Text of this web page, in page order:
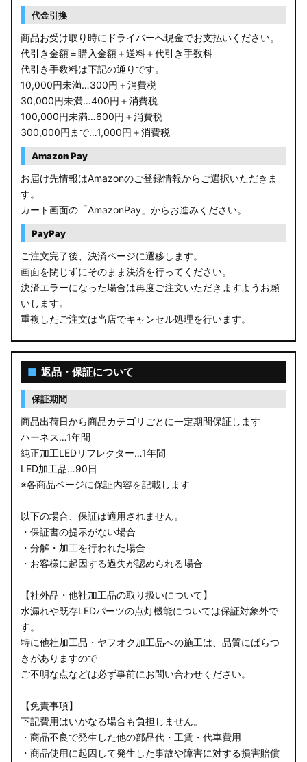
RP6/7 ステップワゴン
RP1/2 RP3/4 ステップワゴン/スパーダ
RK5/6 ステップワゴンスパーダ
RC1/2 オデッセイ
GB5〜8 フリード
GR フィット
GP5/6 GK3〜6 フィット
MK53S スペーシアカスタム
MA37S/MA27S ソリオ / ソリオ バンディット
MA26S/MA36S ソリオ
ZC33S スイフトスポーツ
LA650S タントカスタム
LA600S タントカスタム
LA150S ムーヴカスタム
LA700S ウェイク
GN0W アウトランダー
GK1W/GK9W エクリプスクロス
CV1W デリカD:5
B34A/B35A/B37A/B38A デリカミニ
B34W/B35W/B37W/B38W ekクロススペース
B34W/B35W/B37W/B38W ekクロス
KG CX-8
GU クロストレック
GU インプレッサ
代金引換
商品お受け取り時にドライバーへ現金でお支払いください。
代引き金額＝購入金額＋送料＋代引き手数料
代引き手数料は下記の通りです。
10,000円未満…300円＋消費税
30,000円未満…400円＋消費税
100,000円未満…600円＋消費税
300,000円まで…1,000円＋消費税
Amazon Pay
お届け先情報はAmazonのご登録情報からご選択いただきま
す。
カート画面の「AmazonPay」からお進みください。
PayPay
ご注文完了後、決済ページに遷移します。
画面を閉じずにそのまま決済を行ってください。
決済エラーになった場合は再度ご注文いただきますようお願
いします。
重複したご注文は当店でキャンセル処理を行います。
■ 返品・保証について
保証期間
商品出荷日から商品カテゴリごとに一定期間保証します
ハーネス…1年間
純正加工LEDリフレクター…1年間
LED加工品…90日
※各商品ページに保証内容を記載します
以下の場合、保証は適用されません。
・保証書の提示がない場合
・分解・加工を行われた場合
・お客様に起因する過失が認められる場合
【社外品・他社加工品の取り扱いについて】
水漏れや既存LEDパーツの点灯機能については保証対象外で
す。
特に他社加工品・ヤフオク加工品への施工は、品質にばらつ
きがありますので
ご不明な点などは必ず事前にお問い合わせください。
【免責事項】
下記費用はいかなる場合も負担しません。
・商品不良で発生した他の部品代・工賃・代車費用
・商品使用に起因して発生した事故や障害に対する損害賠償